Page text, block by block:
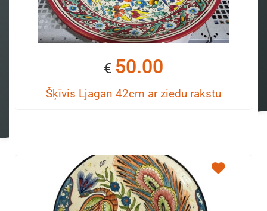
€ 50.00
Šķīvis Ljagan 42cm ar ziedu rakstu